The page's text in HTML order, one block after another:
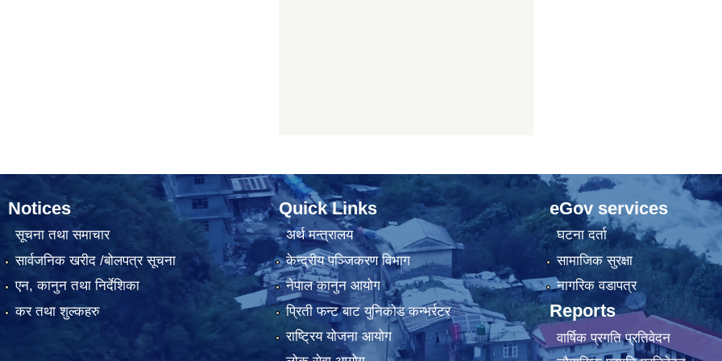
Notices
सूचना तथा समाचार
सार्वजनिक खरीद /बोलपत्र सूचना
एन, कानुन तथा निर्देशिका
कर तथा शुल्कहरु
Quick Links
अर्थ मन्त्रालय
केन्द्रीय पञ्जिकरण विभाग
नेपाल कानुन आयोग
प्रिती फन्ट बाट युनिकोड कन्भर्रटर
राष्ट्रिय योजना आयोग
eGov services
घटना दर्ता
सामाजिक सुरक्षा
नागरिक वडापत्र
Reports
वार्षिक प्रगति प्रतिवेदन